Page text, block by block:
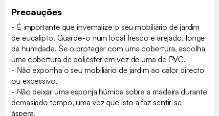
Precauções
- É importante que invernalize o seu mobiliário de jardim
de eucalipto. Guarde-o num local fresco e arejado, longe
da humidade. Se o proteger com uma cobertura, escolha
uma cobertura de poliéster em vez de uma de PVC.
- Não exponha o seu mobiliário de jardim ao calor directo
ou excessivo.
- Não deixar uma esponja húmida sobre a madeira durante
demasiado tempo, uma vez que isto a faz sentir-se
áspera.